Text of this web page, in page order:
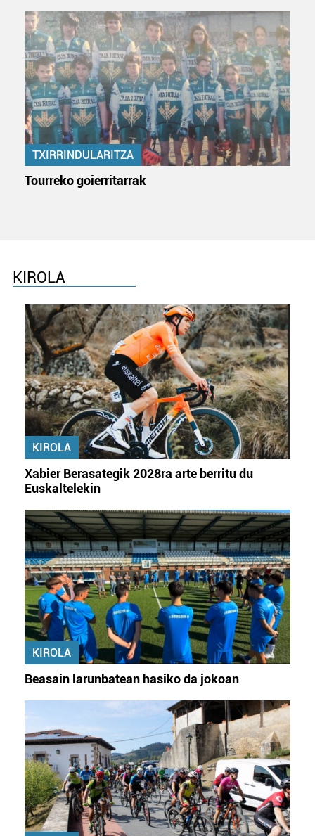
TXIRRINDULARITZA
Tourreko goierritarrak
KIROLA
KIROLA
Xabier Berasategik 2028ra arte berritu du
Euskaltelekin
KIROLA
Beasain larunbatean hasiko da jokoan